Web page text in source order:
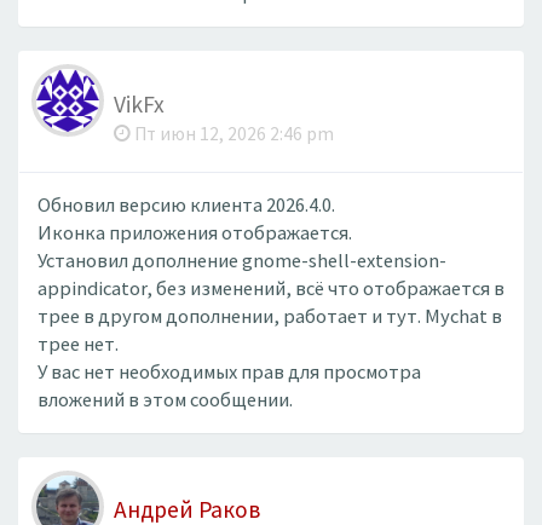
VikFx
Пт июн 12, 2026 2:46 pm
Обновил версию клиента 2026.4.0.
Иконка приложения отображается.
Установил дополнение gnome-shell-extension-
appindicator, без изменений, всё что отображается в
трее в другом дополнении, работает и тут. Mychat в
трее нет.
У вас нет необходимых прав для просмотра
вложений в этом сообщении.
Андрей Раков